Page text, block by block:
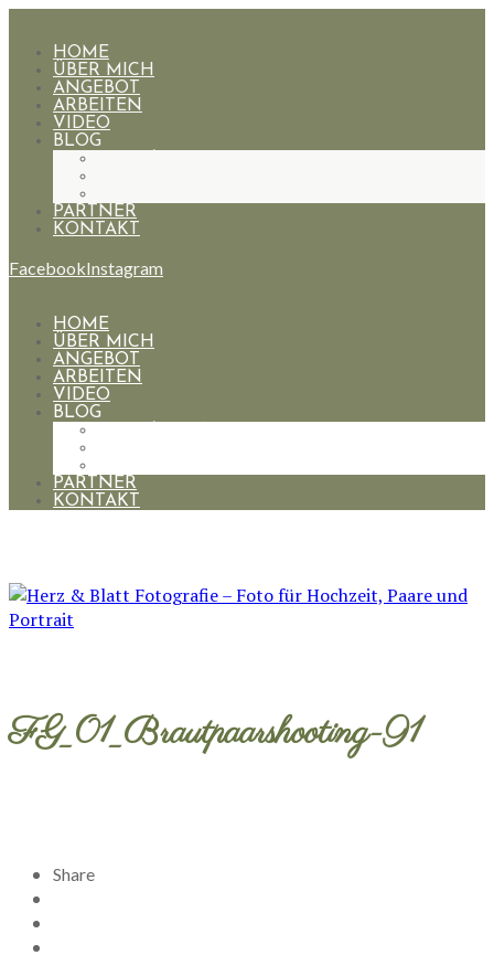
HOME
ÜBER MICH
ANGEBOT
ARBEITEN
VIDEO
BLOG
PARTNER
KONTAKT
FacebookInstagram
HOME
ÜBER MICH
ANGEBOT
ARBEITEN
VIDEO
BLOG
PARTNER
KONTAKT
FG_01_Brautpaarshooting-91
Share